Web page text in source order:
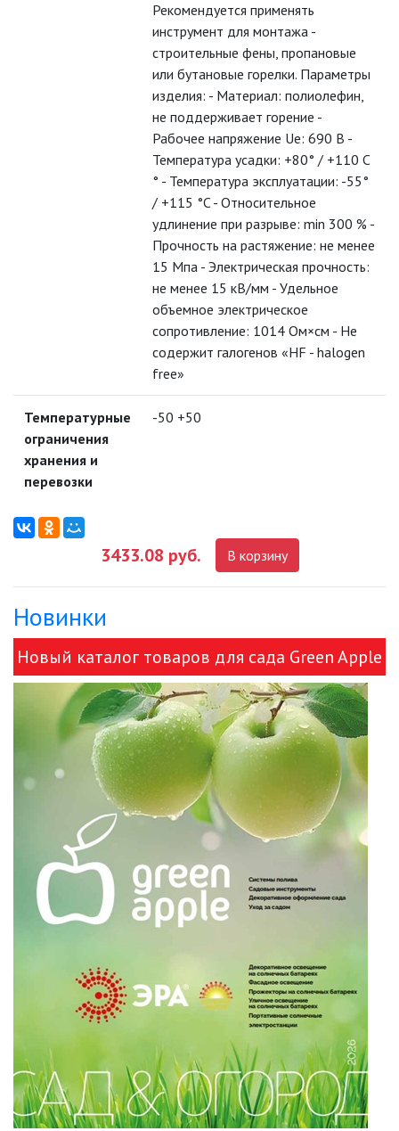
ЛЮСТРЫ
МОДУЛЬНЫЕ СИСТЕМЫ
ОСВЕЩЕНИЯ (LED МОДУЛИ)
НАСТОЛЬНЫЕ СВЕТИЛЬНИКИ
НИЗКОВОЛЬТНОЕ
ОБОРУДОВАНИЕ
НОВОГОДНЕЕ ОСВЕЩЕНИЕ
ОТВЕРТКИ
ПАЯЛЬНОЕ ОБОРУДОВАНИЕ
РАЗЪЁМЫ, ПЕРЕХОДНИКИ, ТВ
ДЕЛИТЕЛИ
СИСТЕМЫ ПОЛИВА
СТАБИЛИЗАТОРЫ НАПРЯЖЕНИЯ
ТОЧЕЧНЫЕ СВЕТИЛЬНИКИ
УЛИЧНОЕ ОСВЕЩЕНИЕ НА
СОЛНЕЧНЫХ БАТАРЕЯХ
УЛИЧНЫЕ СВЕТИЛЬНИКИ
ЭЛЕКТРОЗВОНКИ И АКСЕССУАРЫ
ЭЛЕКТРОУСТАНОВОЧНЫЕ
ИЗДЕЛИЯ
ЭЛЕМЕНТЫ ПИТАНИЯ
НОВОСТИ
Рекомендуется применять
инструмент для монтажа -
строительные фены, пропановые
или бутановые горелки. Параметры
изделия: - Материал: полиолефин,
не поддерживает горение -
Рабочее напряжение Ue: 690 B -
Температура усадки: +80° / +110 С
° - Температура эксплуатации: -55°
/ +115 °C - Относительное
удлинение при разрыве: min 300 % -
Прочность на растяжение: не менее
15 Мпа - Электрическая прочность:
не менее 15 кВ/мм - Удельное
объемное электрическое
сопротивление: 1014 Ом×см - Не
содержит галогенов «HF - halogen
free»
Температурные
ограничения
хранения и
перевозки
-50 +50
3433.08 руб. В корзину
Новинки
Новый каталог товаров для сада Green Apple
и ЭРА!